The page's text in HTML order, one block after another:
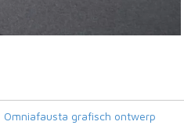
Omniafausta grafisch ontwerp